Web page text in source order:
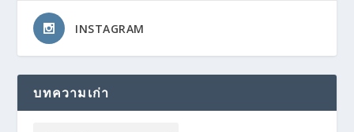
INSTAGRAM
บทความเก่า